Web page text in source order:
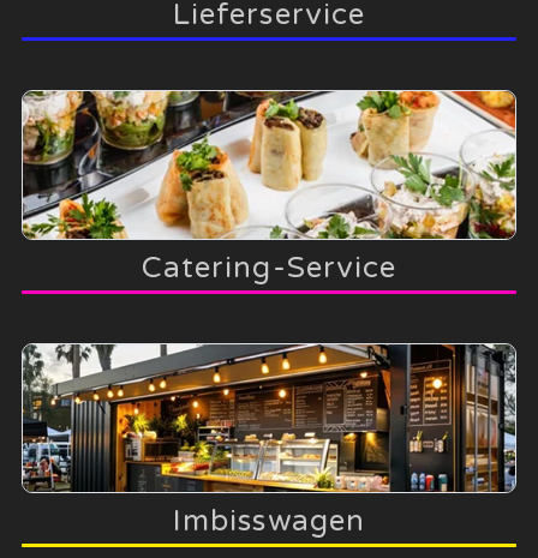
Lieferservice
Catering-Service
Imbisswagen